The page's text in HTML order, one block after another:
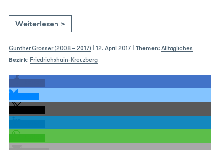
Weiterlesen >
Günther Grosser (2008 – 2017)| 12. April 2017 |Themen: Alltägliches
Bezirk: Friedrichshain-Kreuzberg